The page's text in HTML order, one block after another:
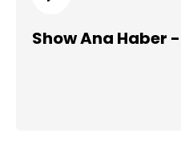
Show Ana Haber